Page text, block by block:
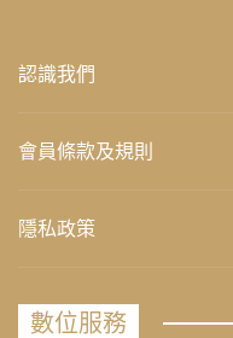
認識我們
會員條款及規則
隱私政策
數位服務